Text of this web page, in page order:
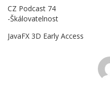
CZ Podcast 74
-Škálovatelnost
JavaFX 3D Early Access